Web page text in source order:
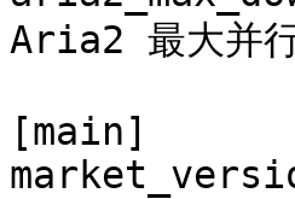
Aria2 最大并
[main]